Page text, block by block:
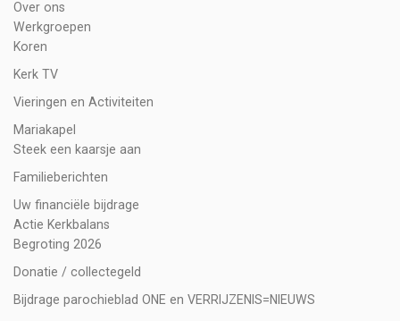
Over ons
Werkgroepen
Koren
Kerk TV
Vieringen en Activiteiten
Mariakapel
Steek een kaarsje aan
Familieberichten
Uw financiële bijdrage
Actie Kerkbalans
Begroting 2026
Donatie / collectegeld
Bijdrage parochieblad ONE en VERRIJZENIS=NIEUWS